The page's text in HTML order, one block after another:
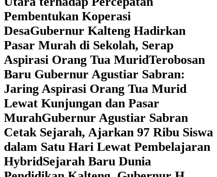
Pembentukan Koperasi
Desa‎Gubernur Kalteng Hadirkan
Pasar Murah di Sekolah, Serap
Aspirasi Orang Tua Murid‎Terobosan
Baru Gubernur Agustiar Sabran:
Jaring Aspirasi Orang Tua Murid
Lewat Kunjungan dan Pasar
MurahGubernur Agustiar Sabran
Cetak Sejarah, Ajarkan 97 Ribu Siswa
dalam Satu Hari Lewat Pembelajaran
HybridSejarah Baru Dunia